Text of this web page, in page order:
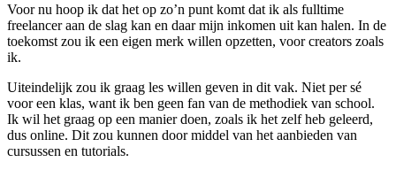
Voor nu hoop ik dat het op zo’n punt komt dat ik als fulltime
freelancer aan de slag kan en daar mijn inkomen uit kan halen. In de
toekomst zou ik een eigen merk willen opzetten, voor creators zoals
ik.
Uiteindelijk zou ik graag les willen geven in dit vak. Niet per sé
voor een klas, want ik ben geen fan van de methodiek van school.
Ik wil het graag op een manier doen, zoals ik het zelf heb geleerd,
dus online. Dit zou kunnen door middel van het aanbieden van
cursussen en tutorials.